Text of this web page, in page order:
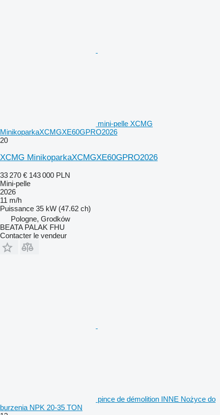
mini-pelle XCMG
MinikoparkaXCMGXE60GPRO2026
20
XCMG MinikoparkaXCMGXE60GPRO2026
33 270 € 143 000 PLN
Mini-pelle
2026
11 m/h
Puissance 35 kW (47.62 ch)
Pologne, Grodków
BEATA PALAK FHU
Contacter le vendeur
pince de démolition INNE Nożyce do
burzenia NPK 20-35 TON